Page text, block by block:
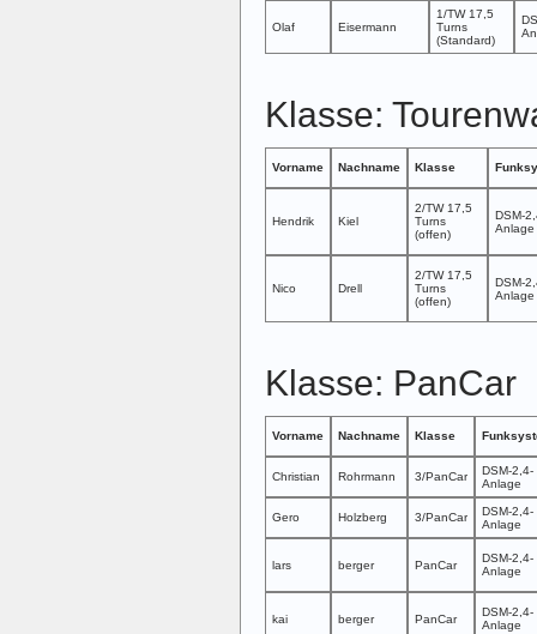
Olaf Eisermann
1/TW 17,5
Turns
(Standard)
Klasse:
Vorname Nachname Klasse
Hendrik Kiel
2/TW 17,5
Turns
(offen)
DSM-
Anlage
Nico Drell
2/TW 17,5
Turns
(offen)
DSM-
Anlage
Klasse: PanCar
Vorname Nachname Klasse
Christian Rohrmann 3/PanCar
DSM-2,4-
Anlage
Gero Holzberg 3/PanCar
DSM-2,4-
Anlage
lars berger PanCar
DSM-2,4-
Anlage
kai berger PanCar
DSM-2,4-
Anlage